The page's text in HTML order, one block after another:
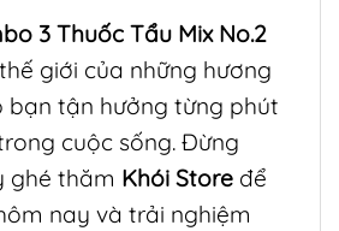
3 Thuốc Tẩu Mix No.2
giới của những hương
bạn tận hưởng từng phút
cuộc sống. Đừng
ghé thăm Khói Store để
nay và trải nghiệm